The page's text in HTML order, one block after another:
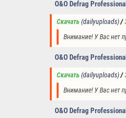
O&O Defrag
Скачать (dailyuploads) /
Внимание! У Вас нет
O&O Defrag
Скачать (dailyuploads) /
Внимание! У Вас нет
O&O Defrag